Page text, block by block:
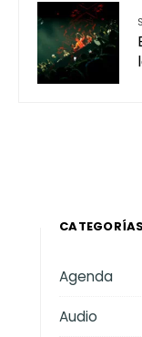
CATEGORÍAS
Agenda
Audio